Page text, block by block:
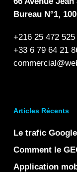
Bureau N°1,
+216 25 472 525
+33 6 79 64 21
Articles Récents
Le trafic
Comment le
Application